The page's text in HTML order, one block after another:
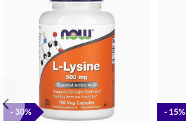
- 30% - 15%